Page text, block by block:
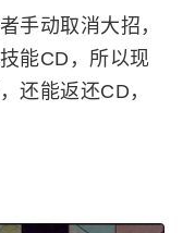
手动取消大招，
能CD，所以现
还能返还CD，